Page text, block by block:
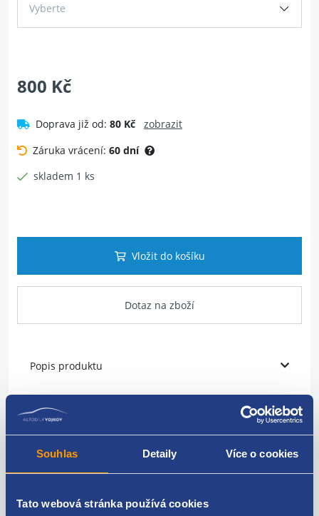
Souhlas Detaily Více o cookies
Tato webová stránka používá cookies
Vyberte
800 Kč
Doprava již od: 80 Kč
zobrazit
Záruka vrácení: 60 dní
skladem 1 ks
Vložit do košíku
Dotaz na zboží
Popis produktu
Vnějšlišta dveří
umístění: zadní
barva: 9B9: saténově černá